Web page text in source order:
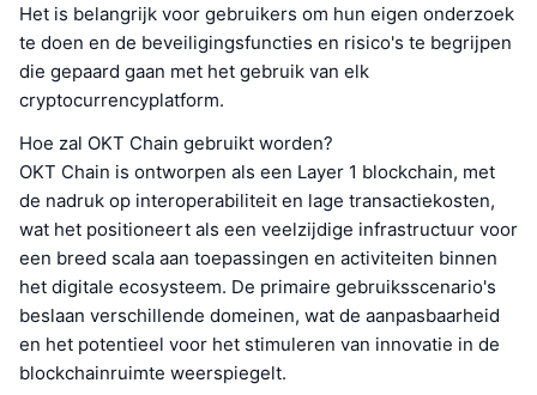
Het is belangrijk voor gebruikers om hun eigen onderzoek
te doen en de beveiligingsfuncties en risico's te begrijpen
die gepaard gaan met het gebruik van elk
cryptocurrencyplatform.
Hoe zal OKT Chain gebruikt worden?
OKT Chain is ontworpen als een Layer 1 blockchain, met
de nadruk op interoperabiliteit en lage transactiekosten,
wat het positioneert als een veelzijdige infrastructuur voor
een breed scala aan toepassingen en activiteiten binnen
het digitale ecosysteem. De primaire gebruiksscenario's
beslaan verschillende domeinen, wat de aanpasbaarheid
en het potentieel voor het stimuleren van innovatie in de
blockchainruimte weerspiegelt.